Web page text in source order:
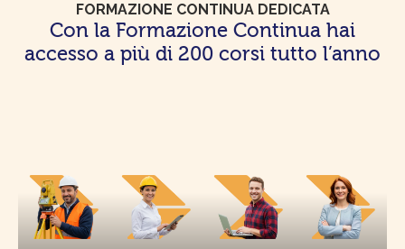
FORMAZIONE CONTINUA DEDICATA
Con la Formazione Continua hai
accesso a più di 200 corsi tutto l’anno